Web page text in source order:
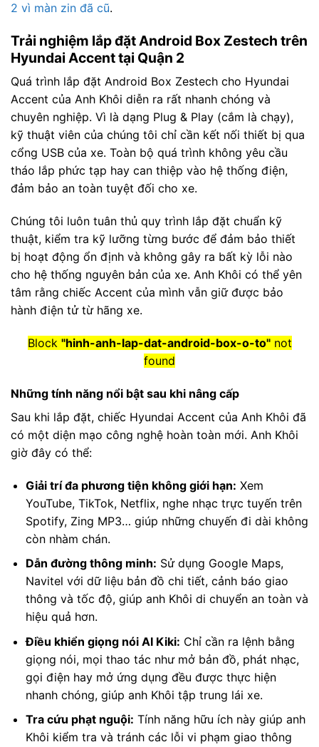
2 vì màn zin đã cũ.
Trải nghiệm lắp đặt Android Box Zestech trên
Hyundai Accent tại Quận 2
Quá trình lắp đặt Android Box Zestech cho Hyundai
Accent của Anh Khôi diễn ra rất nhanh chóng và
chuyên nghiệp. Vì là dạng Plug & Play (cắm là chạy),
kỹ thuật viên của chúng tôi chỉ cần kết nối thiết bị qua
cổng USB của xe. Toàn bộ quá trình không yêu cầu
tháo lắp phức tạp hay can thiệp vào hệ thống điện,
đảm bảo an toàn tuyệt đối cho xe.
Chúng tôi luôn tuân thủ quy trình lắp đặt chuẩn kỹ
thuật, kiểm tra kỹ lưỡng từng bước để đảm bảo thiết
bị hoạt động ổn định và không gây ra bất kỳ lỗi nào
cho hệ thống nguyên bản của xe. Anh Khôi có thể yên
tâm rằng chiếc Accent của mình vẫn giữ được bảo
hành điện tử từ hãng xe.
Block "hinh-anh-lap-dat-android-box-o-to"not
found
Những tính năng nổi bật sau khi nâng cấp
Sau khi lắp đặt, chiếc Hyundai Accent của Anh Khôi đã
có một diện mạo công nghệ hoàn toàn mới. Anh Khôi
giờ đây có thể:
Giải trí đa phương tiện không giới hạn: Xem
YouTube, TikTok, Netflix, nghe nhạc trực tuyến trên
Spotify, Zing MP3… giúp những chuyến đi dài không
còn nhàm chán.
Dẫn đường thông minh: Sử dụng Google Maps,
Navitel với dữ liệu bản đồ chi tiết, cảnh báo giao
thông và tốc độ, giúp anh Khôi di chuyển an toàn và
hiệu quả hơn.
Điều khiển giọng nói AI Kiki: Chỉ cần ra lệnh bằng
giọng nói, mọi thao tác như mở bản đồ, phát nhạc,
gọi điện hay mở ứng dụng đều được thực hiện
nhanh chóng, giúp anh Khôi tập trung lái xe.
Tra cứu phạt nguội: Tính năng hữu ích này giúp anh
Khôi kiểm tra và tránh các lỗi vi phạm giao thông